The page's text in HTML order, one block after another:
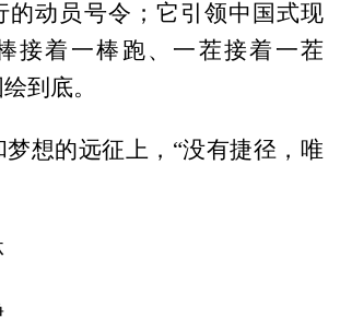
的动员号令；它引领中国式现
接着一棒跑、一茬接着一茬
到底。
想的远征上，“没有捷径，唯